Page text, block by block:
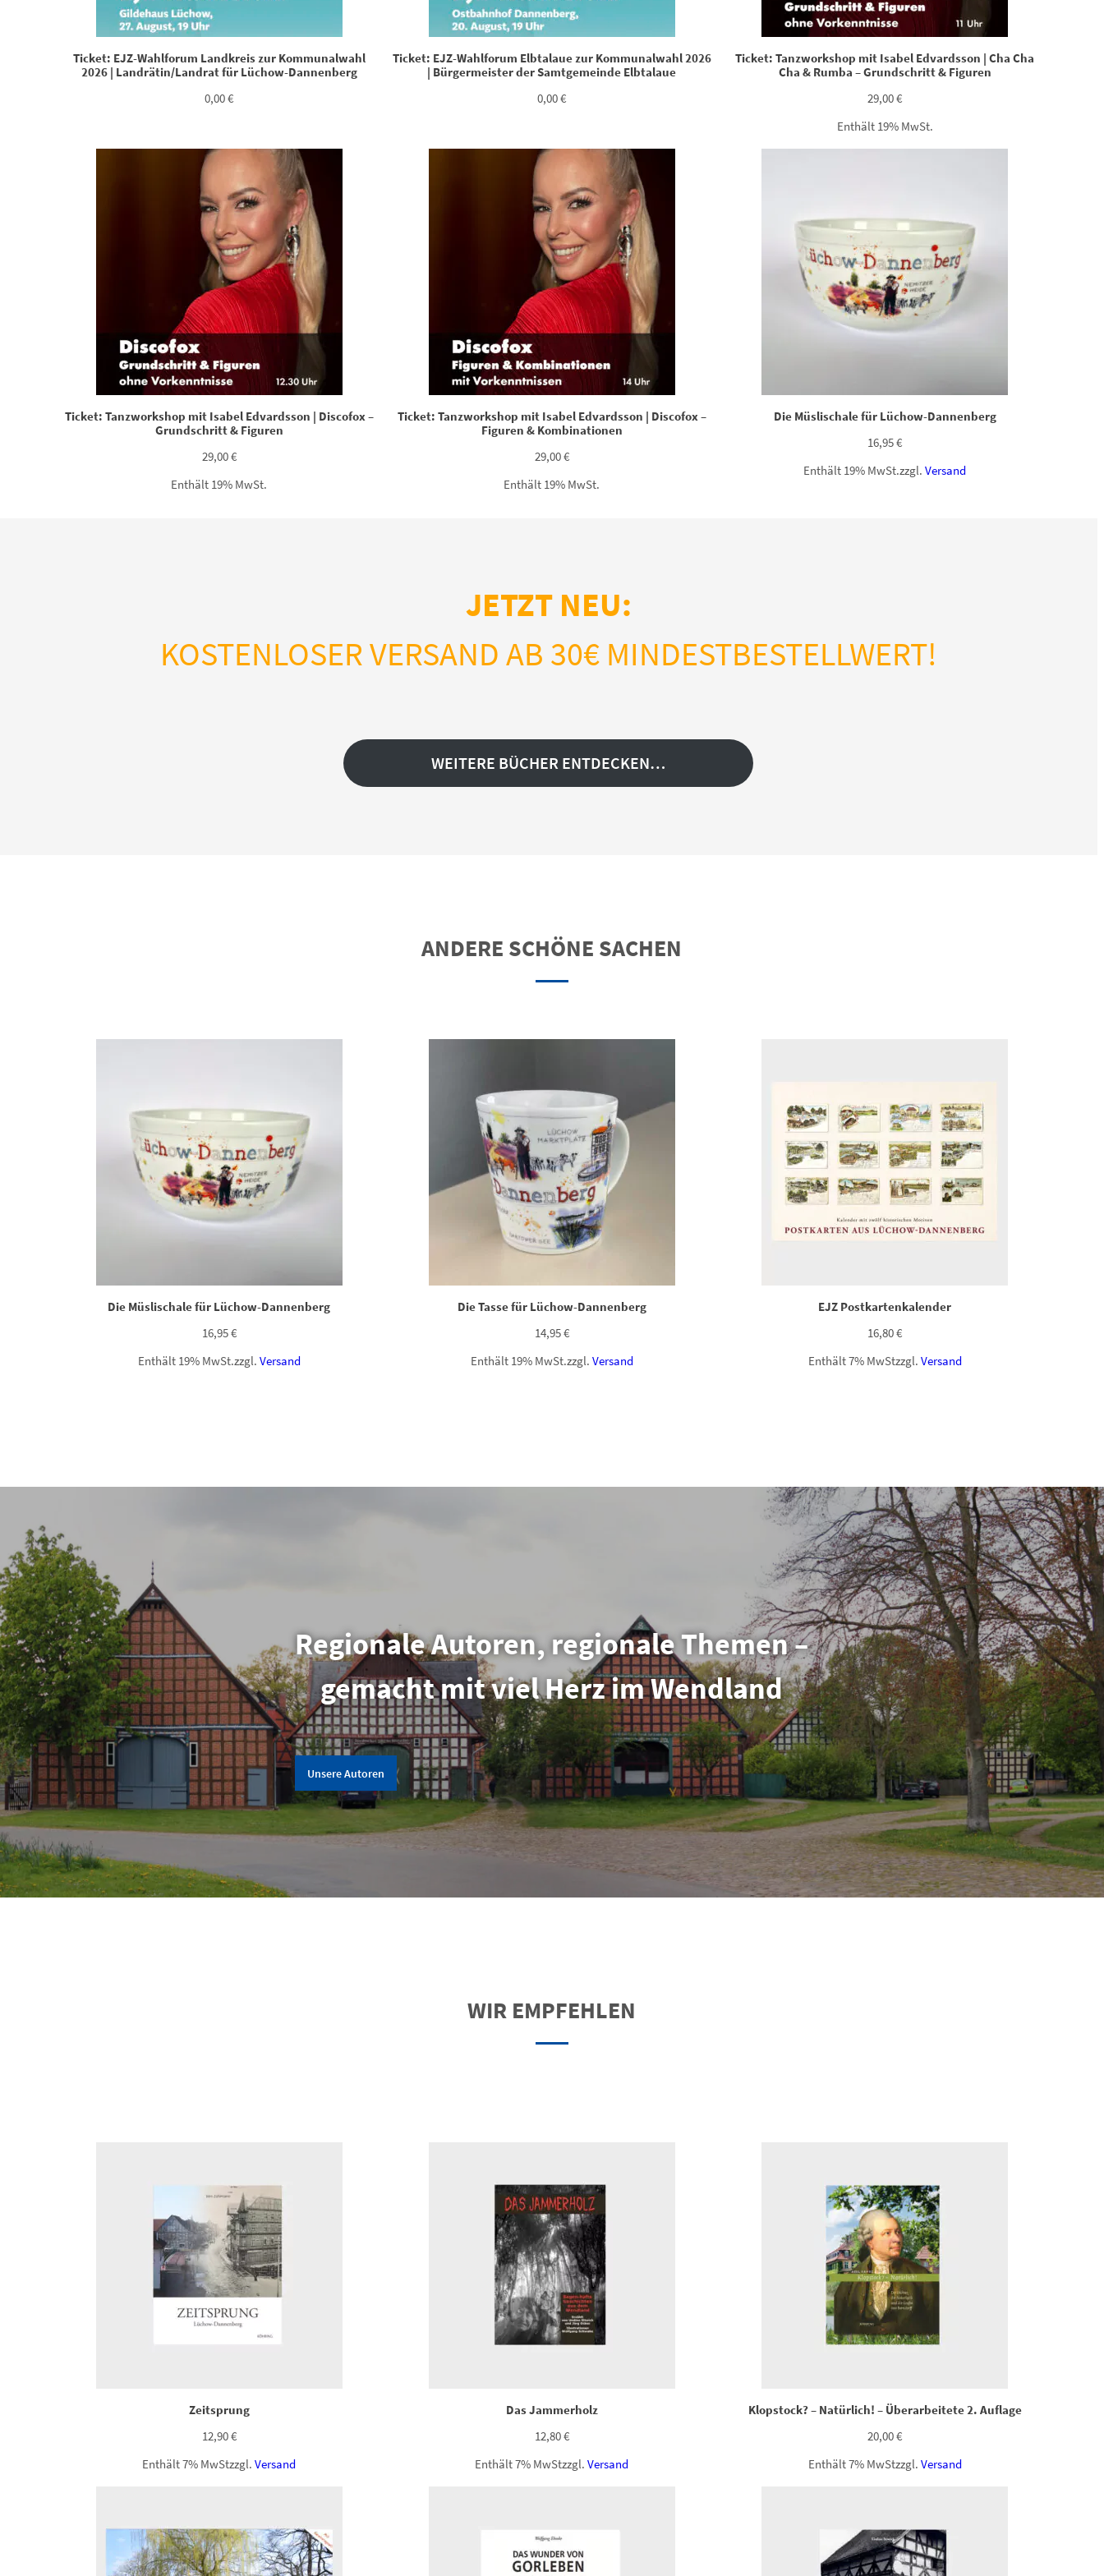
Ticket: EJZ-Wahlforum Landkreis zur Kommunalwahl
2026 | Landrätin/Landrat für Lüchow-Dannenberg
0,00€
Ticket: EJZ-Wahlforum Elbtalaue zur Kommunalwahl 2026
| Bürgermeister der Samtgemeinde Elbtalaue
0,00€
Ticket: Tanzworkshop mit Isabel Edvardsson | Cha Cha
Cha & Rumba – Grundschritt & Figuren
29,00€
Enthält 19% MwSt.
Ticket: Tanzworkshop mit Isabel Edvardsson | Discofox –
Grundschritt & Figuren
29,00€
Enthält 19% MwSt.
Ticket: Tanzworkshop mit Isabel Edvardsson | Discofox –
Figuren & Kombinationen
29,00€
Enthält 19% MwSt.
Die Müslischale für Lüchow-Dannenberg
16,95€
Enthält 19% MwSt.zzgl.Versand
JETZT NEU:
KOSTENLOSER VERSAND AB 30€ MINDESTBESTELLWERT!
WEITERE BÜCHER ENTDECKEN…
ANDERE SCHÖNE SACHEN
Die Müslischale für Lüchow-Dannenberg
16,95€
Enthält 19% MwSt.zzgl. Versand
Die Tasse für Lüchow-Dannenberg
14,95€
Enthält 19% MwSt.zzgl. Versand
EJZ Postkartenkalender
16,80€
Enthält 7% MwStzzgl. Versand
Regionale Autoren, regionale Themen –
gemacht mit viel Herz im Wendland
Unsere Autoren
WIR EMPFEHLEN
Zeitsprung
12,90€
Enthält 7% MwStzzgl.Versand
Das Jammerholz
12,80€
Enthält 7% MwStzzgl.Versand
Klopstock? – Natürlich! – Überarbeitete 2. Auflage
20,00€
Enthält 7% MwStzzgl. Versand